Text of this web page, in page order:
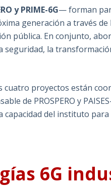
y PRIME-6G— forman
generación a través
pública. En conjunto,
seguridad, la
cuatro proyectos están
de PROSPERO y
capacidad del instituto
6G